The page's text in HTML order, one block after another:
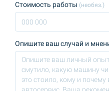
Стоимость работы (необяз.)
Опишите ваш случай и